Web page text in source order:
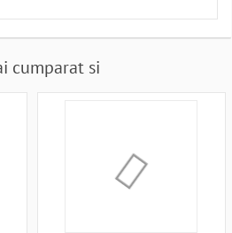
cumparat si